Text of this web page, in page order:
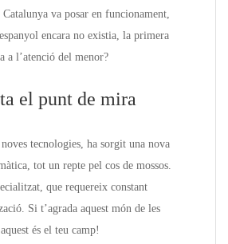
va posar en funcionament,
encara no existia, la primera
a l’atenció del menor?
el punt de mira
tecnologies, ha sorgit una nova
tot un repte pel cos de mossos.
que requereix constant
Si t’agrada aquest món de les
és el teu camp!